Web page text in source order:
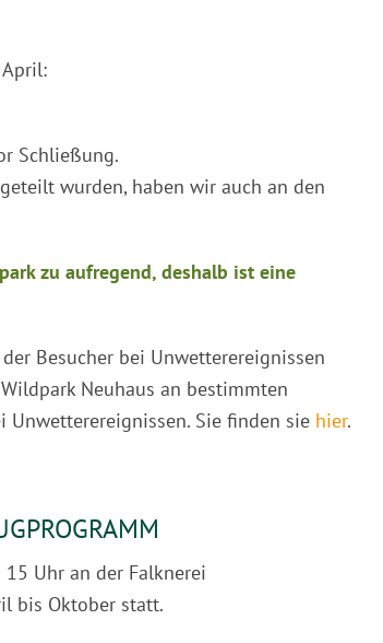
Schließung.
wurden, haben wir auch an den
zu aufregend, deshalb ist eine
Besucher bei Unwetterereignissen
Neuhaus an bestimmten
Sie finden sie hier.
Uhr an der Falknerei
bis Oktober statt.